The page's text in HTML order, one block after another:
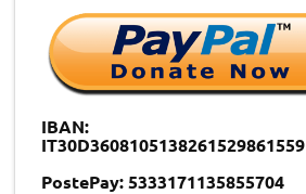
IBAN:
IT30D3608105138261529861559
PostePay: 5333171135855704